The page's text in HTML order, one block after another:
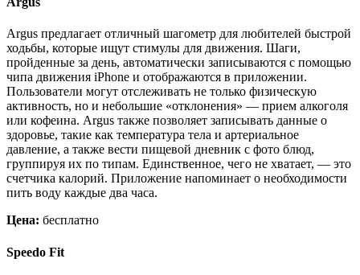
Argus предлагает отличный шагометр для любителей быстрой
ходьбы, которые ищут стимулы для движения. Шаги,
пройденные за день, автоматически записываются с помощью
чипа движения iPhone и отображаются в приложении.
Пользователи могут отслеживать не только физическую
активность, но и небольшие «отклонения» — прием алкоголя
или кофеина. Argus также позволяет записывать данные о
здоровье, такие как температура тела и артериальное
давление, а также вести пищевой дневник с фото блюд,
группируя их по типам. Единственное, чего не хватает, — это
счетчика калорий. Приложение напоминает о необходимости
пить воду каждые два часа.
Цена: бесплатно
Speedo Fit